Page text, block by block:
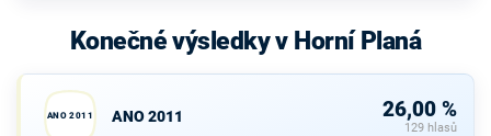
Konečné výsledky v Horní Planá
ANO 2011 ANO 2011 26,00 %
129 hlasů